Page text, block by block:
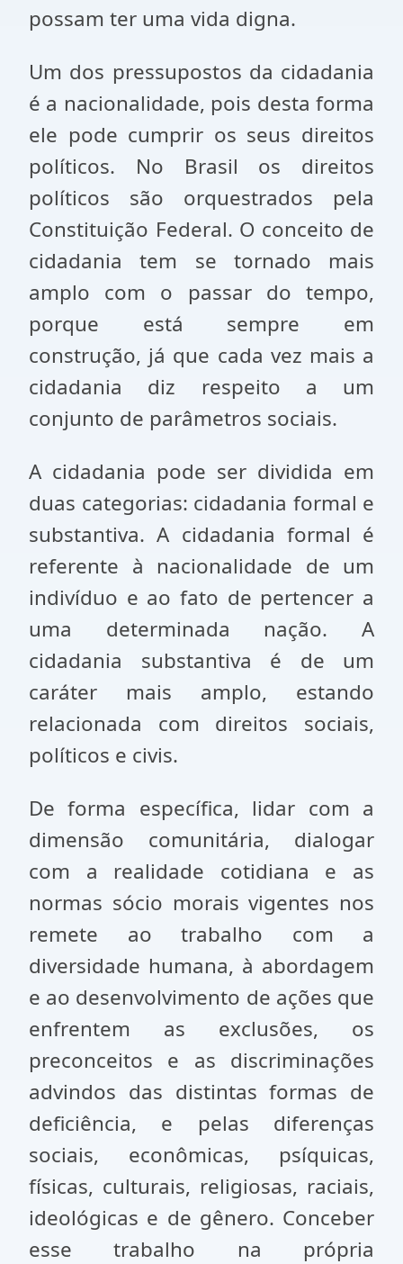
possam ter uma vida digna.
Um dos pressupostos da cidadania
é a nacionalidade, pois desta forma
ele pode cumprir os seus direitos
políticos. No Brasil os direitos
políticos são orquestrados pela
Constituição Federal. O conceito de
cidadania tem se tornado mais
amplo com o passar do tempo,
porque está sempre em
construção, já que cada vez mais a
cidadania diz respeito a um
conjunto de parâmetros sociais.
A cidadania pode ser dividida em
duas categorias: cidadania formal e
substantiva. A cidadania formal é
referente à nacionalidade de um
indivíduo e ao fato de pertencer a
uma determinada nação. A
cidadania substantiva é de um
caráter mais amplo, estando
relacionada com direitos sociais,
políticos e civis.
De forma específica, lidar com a
dimensão comunitária, dialogar
com a realidade cotidiana e as
normas sócio morais vigentes nos
remete ao trabalho com a
diversidade humana, à abordagem
e ao desenvolvimento de ações que
enfrentem as exclusões, os
preconceitos e as discriminações
advindos das distintas formas de
deficiência, e pelas diferenças
sociais, econômicas, psíquicas,
físicas, culturais, religiosas, raciais,
ideológicas e de gênero. Conceber
esse trabalho na própria